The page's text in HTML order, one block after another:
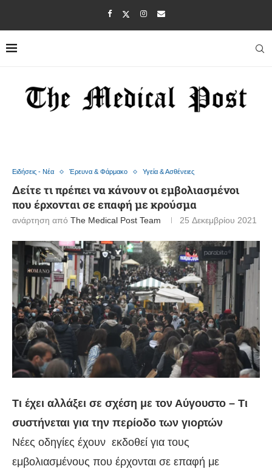
Ειδήσεις - Νέα Έρευνα & Φάρμακο Υγεία & Ασθένειες
Δείτε τι πρέπει να κάνουν οι εμβολιασμένοι
που έρχονται σε επαφή με κρούσμα
ανάρτηση από The Medical Post Team 25 Δεκεμβρίου 2021
Τι έχει αλλάξει σε σχέση με τον Αύγουστο – Τι
συστήνεται για την περίοδο των γιορτών
Νέες οδηγίες έχουν εκδοθεί για τους
εμβολιασμένους που έρχονται σε επαφή με